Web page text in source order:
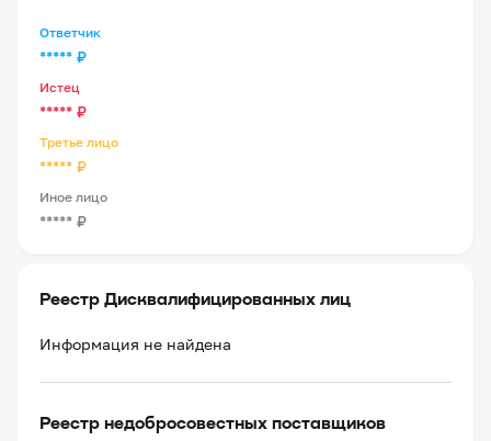
Ответчик
***** ₽
Истец
***** ₽
Третье лицо
***** ₽
Иное лицо
***** ₽
Реестр Дисквалифицированных лиц
Информация не найдена
Реестр недобросовестных поставщиков